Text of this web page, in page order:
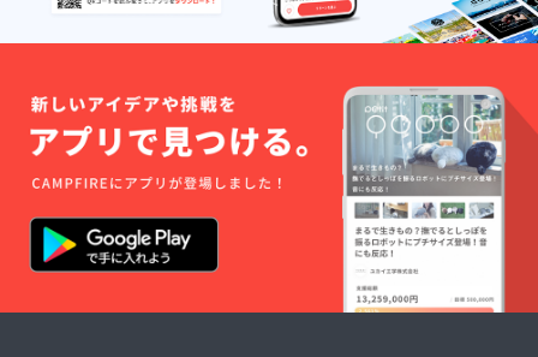
すが、まずは配送された商
よく理解する必要がありま
す。これが、ヘルプ・セン
ターを通じてお客様からの
す：ヘルプセンターダメー
ジはどのように解決される
Tokyo
150-
0002